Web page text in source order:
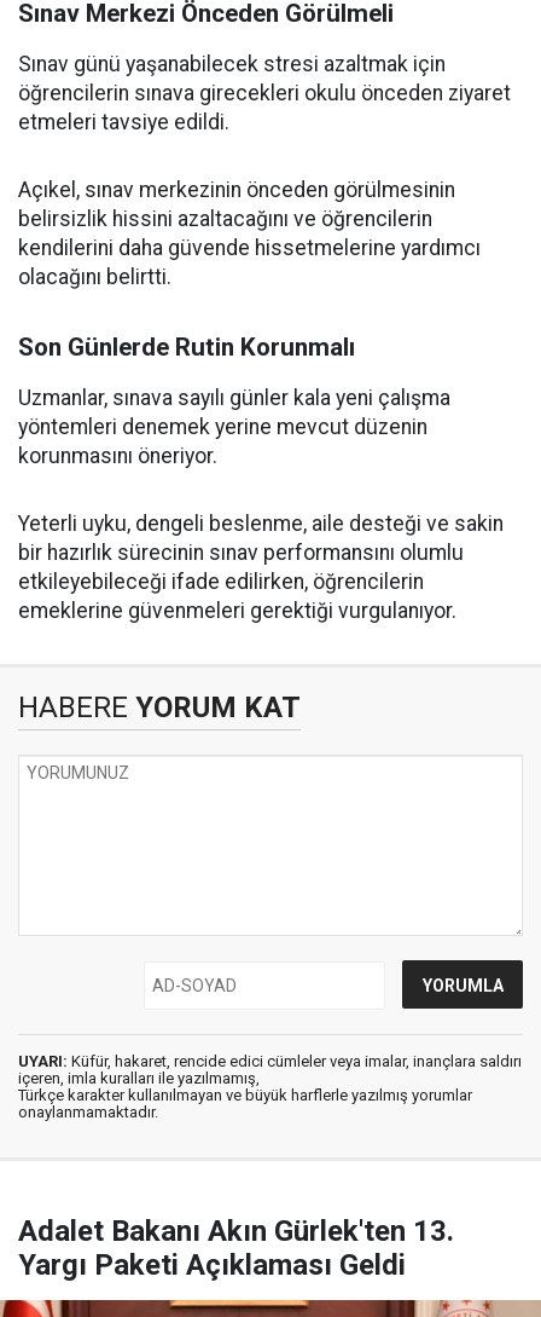
Sınav Merkezi Önceden Görülmeli
Sınav günü yaşanabilecek stresi azaltmak için
öğrencilerin sınava girecekleri okulu önceden ziyaret
etmeleri tavsiye edildi.
Açıkel, sınav merkezinin önceden görülmesinin
belirsizlik hissini azaltacağını ve öğrencilerin
kendilerini daha güvende hissetmelerine yardımcı
olacağını belirtti.
Son Günlerde Rutin Korunmalı
Uzmanlar, sınava sayılı günler kala yeni çalışma
yöntemleri denemek yerine mevcut düzenin
korunmasını öneriyor.
Yeterli uyku, dengeli beslenme, aile desteği ve sakin
bir hazırlık sürecinin sınav performansını olumlu
etkileyebileceği ifade edilirken, öğrencilerin
emeklerine güvenmeleri gerektiği vurgulanıyor.
HABERE YORUM KAT
UYARI: Küfür, hakaret, rencide edici cümleler veya imalar, inançlara saldırı
içeren, imla kuralları ile yazılmamış,
Türkçe karakter kullanılmayan ve büyük harflerle yazılmış yorumlar
onaylanmamaktadır.
Adalet Bakanı Akın Gürlek'ten 13.
Yargı Paketi Açıklaması Geldi